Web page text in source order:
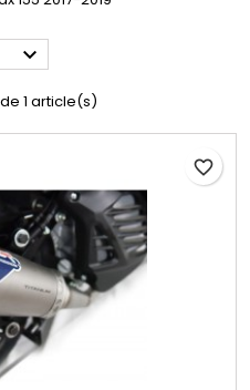

1 article(s)
favorite_border